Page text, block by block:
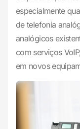
especialmente
de telefonia
analógicos
com serviços
em novos